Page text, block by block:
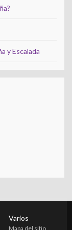
y Escalada
Varios
Mapa del sitio